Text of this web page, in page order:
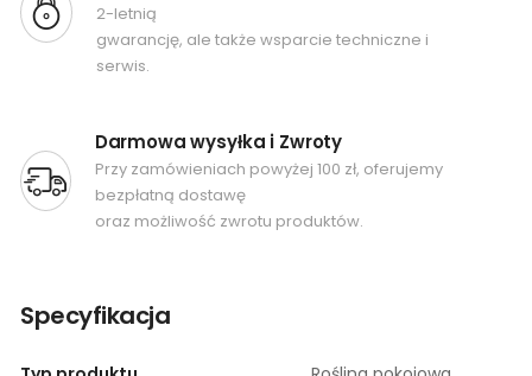
2-letnią
gwarancję, ale także wsparcie techniczne i
serwis.
Darmowa wysyłka i Zwroty
Przy zamówieniach powyżej 100 zł, oferujemy
bezpłatną dostawę
oraz możliwość zwrotu produktów.
Specyfikacja